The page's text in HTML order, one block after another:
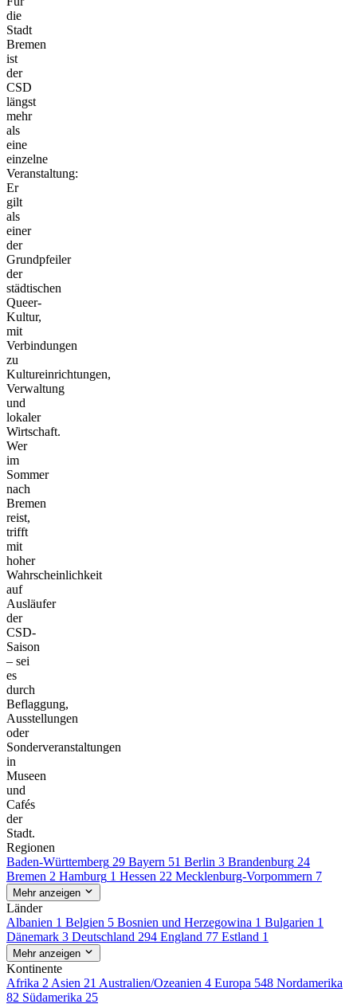
die
Stadt
Bremen
ist
der
CSD
längst
mehr
als
eine
einzelne
Veranstaltung:
Er
gilt
als
einer
der
Grundpfeiler
der
städtischen
Queer-
Kultur,
mit
Verbindungen
zu
Kultureinrichtungen,
Verwaltung
und
lokaler
Wirtschaft.
Wer
im
Sommer
nach
Bremen
reist,
trifft
mit
hoher
Wahrscheinlichkeit
auf
Ausläufer
der
CSD-
Saison
– sei
es
durch
Beflaggung,
Ausstellungen
oder
Sonderveranstaltungen
in
Museen
und
Cafés
der
Stadt.
Regionen
Baden-Württemberg 29 Bayern 51 Berlin 3 Brandenburg 24
Bremen 2 Hamburg 1 Hessen 22 Mecklenburg-Vorpommern 7
Mehr anzeigen
Länder
Albanien 1 Belgien 5 Bosnien und Herzegowina 1 Bulgarien 1
Dänemark 3 Deutschland 294 England 77 Estland 1
Mehr anzeigen
Kontinente
Afrika 2 Asien 21 Australien/Ozeanien 4 Europa 548 Nordamerika
82 Südamerika 25